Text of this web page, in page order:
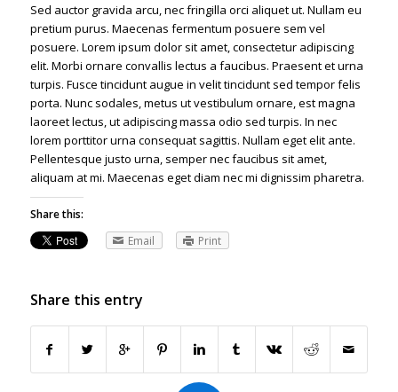
Sed auctor gravida arcu, nec fringilla orci aliquet ut. Nullam eu
pretium purus. Maecenas fermentum posuere sem vel
posuere. Lorem ipsum dolor sit amet, consectetur adipiscing
elit. Morbi ornare convallis lectus a faucibus. Praesent et urna
turpis. Fusce tincidunt augue in velit tincidunt sed tempor felis
porta. Nunc sodales, metus ut vestibulum ornare, est magna
laoreet lectus, ut adipiscing massa odio sed turpis. In nec
lorem porttitor urna consequat sagittis. Nullam eget elit ante.
Pellentesque justo urna, semper nec faucibus sit amet,
aliquam at mi. Maecenas eget diam nec mi dignissim pharetra.
Share this:
Email
Print
Share this entry